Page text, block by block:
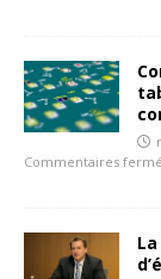
Commentaires